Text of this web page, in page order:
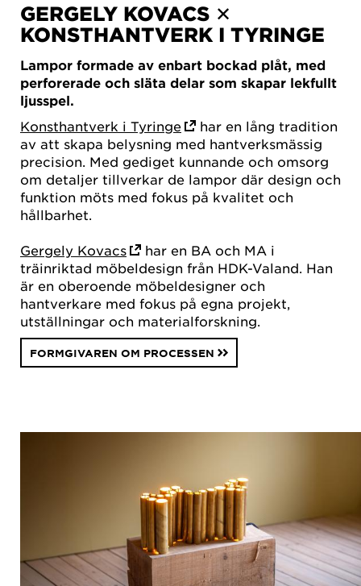
GERGELY KOVACS ✕
KONSTHANTVERK I TYRINGE
Lampor formade av enbart bockad plåt, med
perforerade och släta delar som skapar lekfullt
ljusspel.
Konsthantverk i Tyringe
har en lång tradition
av att skapa belysning med hantverksmässig
precision. Med gediget kunnande och omsorg
om detaljer tillverkar de lampor där design och
funktion möts med fokus på kvalitet och
hållbarhet.
Gergely Kovacs
har en BA och MA i
träinriktad möbeldesign från HDK-Valand. Han
är en oberoende möbeldesigner och
hantverkare med fokus på egna projekt,
utställningar och materialforskning.
FORMGIVAREN OM PROCESSEN